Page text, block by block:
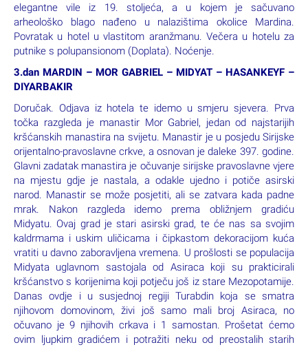
elegantne vile iz 19. stoljeća, a u kojem je sačuvano
arheološko blago nađeno u nalazištima okolice Mardina.
Povratak u hotel u vlastitom aranžmanu. Večera u hotelu za
putnike s polupansionom (Doplata). Noćenje.
3.dan MARDIN – MOR GABRIEL – MIDYAT – HASANKEYF –
DIYARBAKIR
Doručak. Odjava iz hotela te idemo u smjeru sjevera. Prva
točka razgleda je manastir Mor Gabriel, jedan od najstarijih
kršćanskih manastira na svijetu. Manastir je u posjedu Sirijske
orijentalno-pravoslavne crkve, a osnovan je daleke 397. godine.
Glavni zadatak manastira je očuvanje sirijske pravoslavne vjere
na mjestu gdje je nastala, a odakle ujedno i potiče asirski
narod. Manastir se može posjetiti, ali se zatvara kada padne
mrak. Nakon razgleda idemo prema obližnjem gradiću
Midyatu. Ovaj grad je stari asirski grad, te će nas sa svojim
kaldrmama i uskim uličicama i čipkastom dekoracijom kuća
vratiti u davno zaboravljena vremena. U prošlosti se populacija
Midyata uglavnom sastojala od Asiraca koji su prakticirali
kršćanstvo s korijenima koji potječu još iz stare Mezopotamije.
Danas ovdje i u susjednoj regiji Turabdin koja se smatra
njihovom domovinom, živi još samo mali broj Asiraca, no
očuvano je 9 njihovih crkava i 1 samostan. Prošetat ćemo
ovim ljupkim gradićem i potražiti neku od preostalih starih